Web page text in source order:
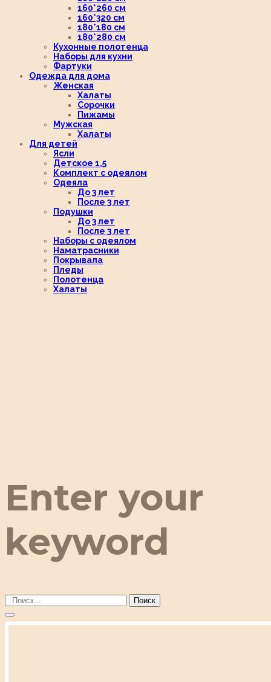
160*260 см
160*320 см
180*180 см
180*280 см
Кухонные полотенца
Наборы для кухни
Фартуки
Одежда для дома
Женская
Халаты
Сорочки
Пижамы
Мужская
Халаты
Для детей
Ясли
Детское 1,5
Комплект с одеялом
Одеяла
До 3 лет
После 3 лет
Подушки
До 3 лет
После 3 лет
Наборы с одеялом
Наматрасники
Покрывала
Пледы
Полотенца
Халаты
Enter your
keyword
Поиск